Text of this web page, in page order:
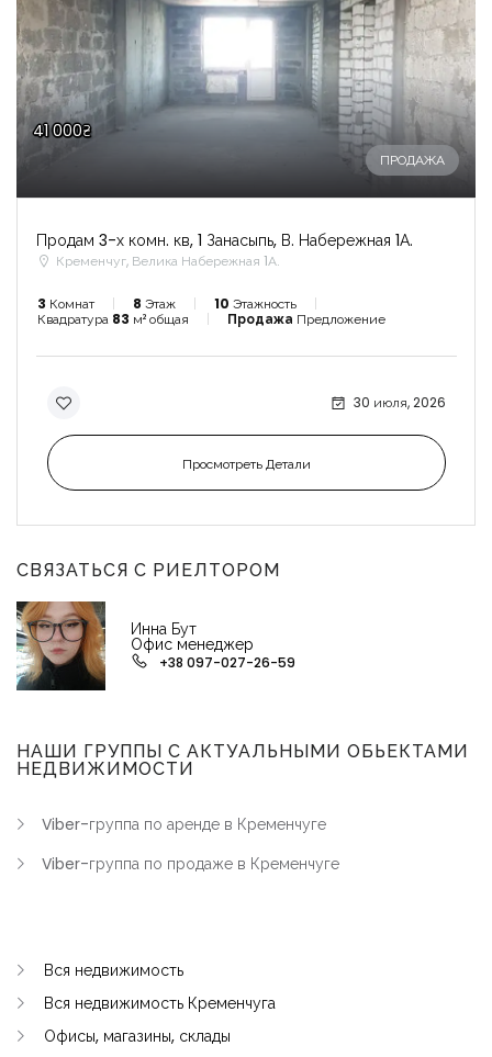
41 000₴
ПРОДАЖА
Продам 3-х комн. кв, 1 Занасыпь, В. Набережная 1А.
Кременчуг, Велика Набережная 1А.
3 Комнат 8 Этаж 10 Этажность
Квадратура 83 м² общая Продажа Предложение
30 июля, 2026
Просмотреть Детали
СВЯЗАТЬСЯ С РИЕЛТОРОМ
Инна Бут
Офис менеджер
+38 097-027-26-59
НАШИ ГРУППЫ С АКТУАЛЬНЫМИ ОБЬЕКТАМИ
НЕДВИЖИМОСТИ
Viber-группа по аренде в Кременчуге
Viber-группа по продаже в Кременчуге
Вся недвижимость
Вся недвижимость Кременчуга
Офисы, магазины, склады